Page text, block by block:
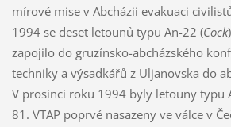
mírové mise v Abcházii evakuaci
1994 se deset letounů typu An-22 (Cock
zapojilo do gruzínsko-abcházského
techniky a výsadkářů z Uljanovska do
V prosinci roku 1994 byly letouny typu
81. VTAP poprvé nasazeny ve válce v